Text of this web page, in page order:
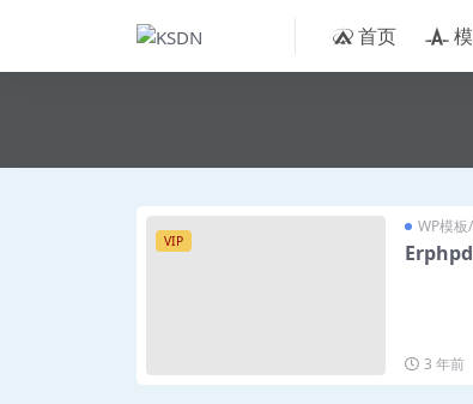
首页
VIP
WP模板
3 年前